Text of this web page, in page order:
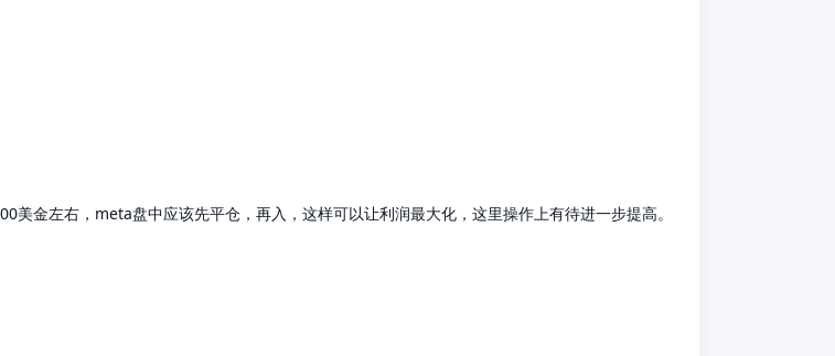
金左右，meta盘中应该先平仓，再入，这样可以让利润最大化，这里操作上有待进一步提高。